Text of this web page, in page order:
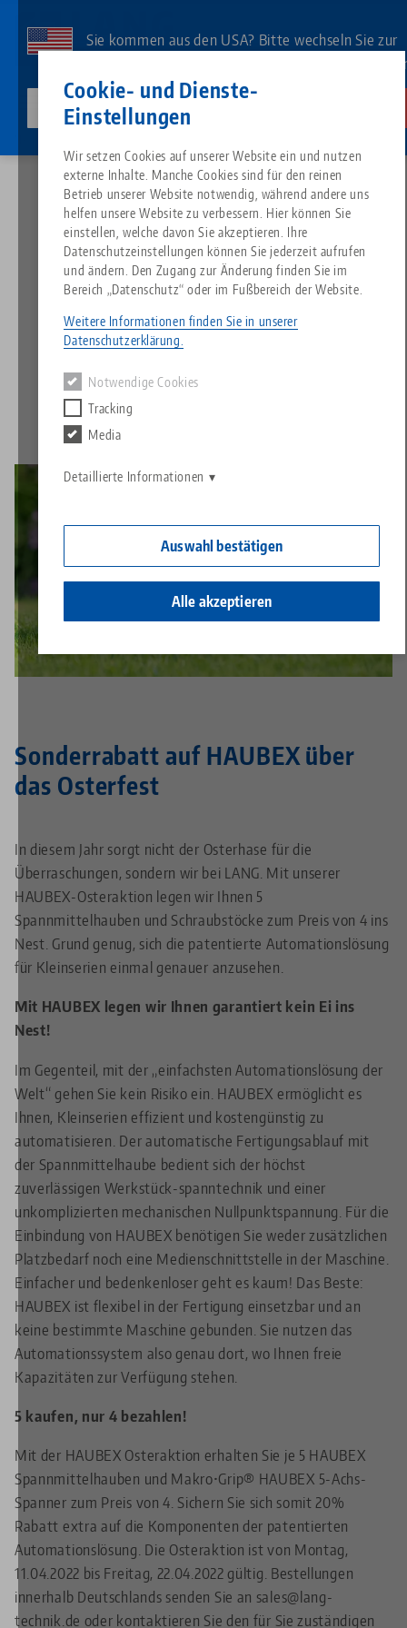
Cookie- und Dienste-
Einstellungen
Wir setzen Cookies auf unserer Website ein und nutzen
externe Inhalte. Manche Cookies sind für den reinen
Betrieb unserer Website notwendig, während andere uns
helfen unsere Website zu verbessern. Hier können Sie
einstellen, welche davon Sie akzeptieren. Ihre
Datenschutzeinstellungen können Sie jederzeit aufrufen
und ändern. Den Zugang zur Änderung finden Sie im
Bereich „Datenschutz“ oder im Fußbereich der Website.
Weitere Informationen finden Sie in unserer
Datenschutzerklärung.
Notwendige Cookies
Tracking
Media
Detaillierte Informationen
Auswahl bestätigen
Alle akzeptieren
Inhalt
Sie kommen aus den USA? Bitte wechseln Sie zur
US-Website, um landesspezifischen Inhalt zu
lang-technik-usa.com
Alles aus einer Hand
Nullpunktspanntechnik
Werkstückspanntechnik
Suche nach
Suche nach
Produktübersicht
Über LANG
Philosophie
Innovationen
Downloads
FAQ
Katalog anfordern
Blog
News
Messen
Passende Produkte
Es tut uns leid. Wir konnten keine Ergebnisse finden.
Zur Produktübersicht
Search
Downloads
Breadcrumb
HAUBEX Osteraktion -
Pünktlich zum Fest, die
Hauben ins Nest!
Zurück zur Übersicht
Sonderrabatt auf HAUBEX über
das Osterfest
In diesem Jahr sorgt nicht der Osterhase für die
Überraschungen, sondern wir bei LANG. Mit unserer
HAUBEX-Osteraktion legen wir Ihnen 5
Spannmittelhauben und Schraubstöcke zum Preis von 4 ins
Nest. Grund genug, sich die patentierte Automationslösung
für Kleinserien einmal genauer anzusehen.
Mit HAUBEX legen wir Ihnen garantiert kein Ei ins
Nest!
Im Gegenteil, mit der „einfachsten Automationslösung der
Welt“ gehen Sie kein Risiko ein. HAUBEX ermöglicht es
Ihnen, Kleinserien effizient und kostengünstig zu
automatisieren. Der automatische Fertigungsablauf mit
der Spannmittelhaube bedient sich der höchst
zuverlässigen Werkstück-spanntechnik und einer
unkomplizierten mechanischen Nullpunktspannung. Für die
Einbindung von HAUBEX benötigen Sie weder zusätzlichen
Platzbedarf noch eine Medienschnittstelle in der Maschine.
Einfacher und bedenkenloser geht es kaum! Das Beste:
HAUBEX ist flexibel in der Fertigung einsetzbar und an
keine bestimmte Maschine gebunden. Sie nutzen das
Automationssystem also genau dort, wo Ihnen freie
Kapazitäten zur Verfügung stehen.
5 kaufen, nur 4 bezahlen!
Mit der HAUBEX Osteraktion erhalten Sie je 5 HAUBEX
Spannmittelhauben und Makro•Grip® HAUBEX 5-Achs-
Spanner zum Preis von 4. Sichern Sie sich somit 20%
Rabatt extra auf die Komponenten der patentierten
Automationslösung. Die Osteraktion ist von Montag,
11.04.2022 bis Freitag, 22.04.2022 gültig. Bestellungen
innerhalb Deutschlands senden Sie an sales@lang-
technik.de oder kontaktieren Sie den für Sie zuständigen